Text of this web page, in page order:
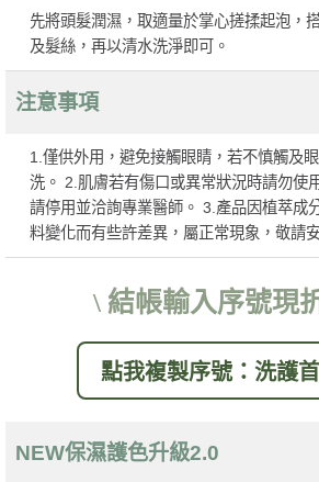
先將頭髮潤濕，取適量於掌心搓揉起泡，
及髮絲，再以清水洗淨即可。
注意事項
1.僅供外用，避免接觸眼睛，若不慎觸及
洗。 2.肌膚若有傷口或異常狀況時請勿使
請停用並洽詢專業醫師。 3.產品因植萃成
料變化而有些許差異，屬正常現象，敬請
\ 結帳輸入序號現
點我複製序號：洗護
NEW保濕護色升級2.0